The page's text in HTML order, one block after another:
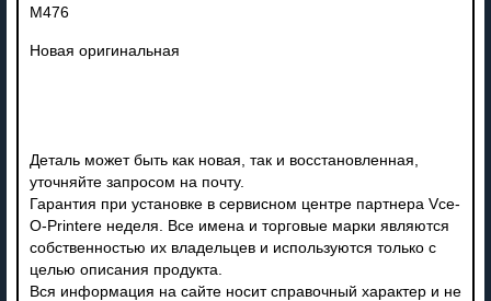
M476
Новая оригинальная
Деталь может быть как новая, так и восстановленная,
уточняйте запросом на почту.
Гарантия при установке в сервисном центре партнера Vce-
O-Printere неделя. Все имена и торговые марки являются
собственностью их владельцев и используются только с
целью описания продукта.
Вся информация на сайте носит справочный характер и не